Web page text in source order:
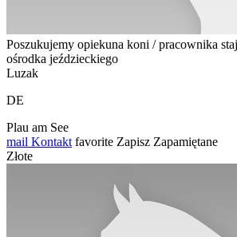
Poszukujemy opiekuna koni / pracownika
ośrodka jeździeckiego
Luzak
DE
Plau am See
mail Kontakt favorite Zapisz Zapamiętane
Złote